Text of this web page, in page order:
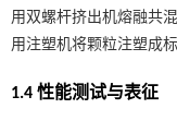
用双螺杆挤出机熔融共
用注塑机将颗粒注塑成
1.4 性能测试与表征